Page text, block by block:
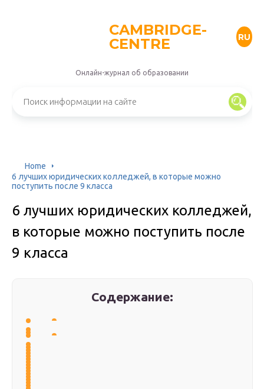
CAMBRIDGE-
CENTRE
RU
Онлайн-журнал об образовании
Home
6 лучших юридических колледжей, в которые можно
поступить после 9 класса
6 лучших юридических колледжей,
в которые можно поступить после
9 класса
Содержание: